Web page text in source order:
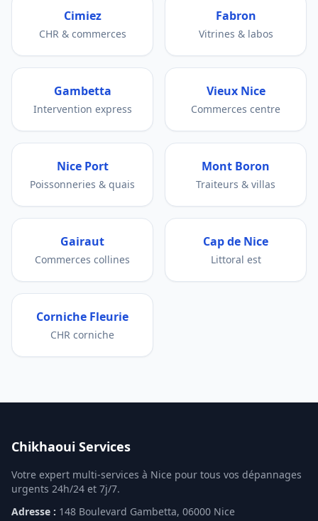
Cimiez
CHR & commerces
Fabron
Vitrines & labos
Gambetta
Intervention express
Vieux Nice
Commerces centre
Nice Port
Poissonneries & quais
Mont Boron
Traiteurs & villas
Gairaut
Commerces collines
Cap de Nice
Littoral est
Corniche Fleurie
CHR corniche
Chikhaoui Services
Votre expert multi-services à Nice pour tous vos dépannages
urgents 24h/24 et 7j/7.
Adresse : 148 Boulevard Gambetta, 06000 Nice